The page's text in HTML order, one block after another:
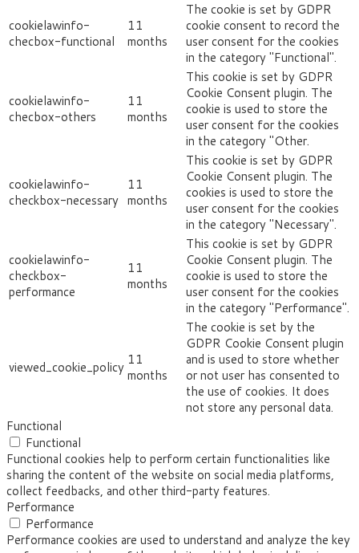
cookielawinfo-
checbox-functional
11
months
The cookie is set by GDPR
cookie consent to record the
user consent for the cookies
in the category "Functional".
cookielawinfo-
checbox-others
11
months
This cookie is set by GDPR
Cookie Consent plugin. The
cookie is used to store the
user consent for the cookies
in the category "Other.
cookielawinfo-
checkbox-necessary
11
months
This cookie is set by GDPR
Cookie Consent plugin. The
cookies is used to store the
user consent for the cookies
in the category "Necessary".
cookielawinfo-
checkbox-
performance
11
months
This cookie is set by GDPR
Cookie Consent plugin. The
cookie is used to store the
user consent for the cookies
in the category "Performance".
viewed_cookie_policy 11
months
The cookie is set by the
GDPR Cookie Consent plugin
and is used to store whether
or not user has consented to
the use of cookies. It does
not store any personal data.
Functional
Functional
Functional cookies help to perform certain functionalities like
sharing the content of the website on social media platforms,
collect feedbacks, and other third-party features.
Performance
Performance
Performance cookies are used to understand and analyze the key